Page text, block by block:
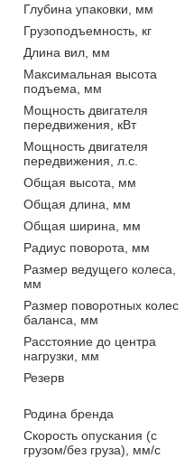
Глубина упаковки, мм
Грузоподъемность, кг
Длина вил, мм
Максимальная высота
подъема, мм
Мощность двигателя
передвижения, кВт
Мощность двигателя
передвижения, л.с.
Общая высота, мм
Общая длина, мм
Общая ширина, мм
Радиус поворота, мм
Размер ведущего колеса,
мм
Размер поворотных колес
баланса, мм
Расстояние до центра
нагрузки, мм
Резерв
Родина бренда
Скорость опускания (с
грузом/без груза), мм/с